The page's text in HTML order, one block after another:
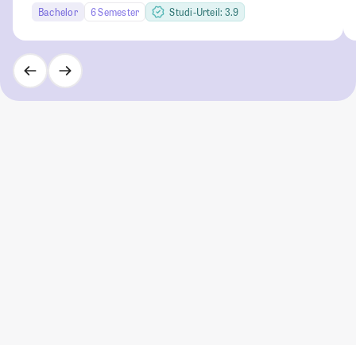
Bachelor 6 Semester Studi-Urteil: 3.9